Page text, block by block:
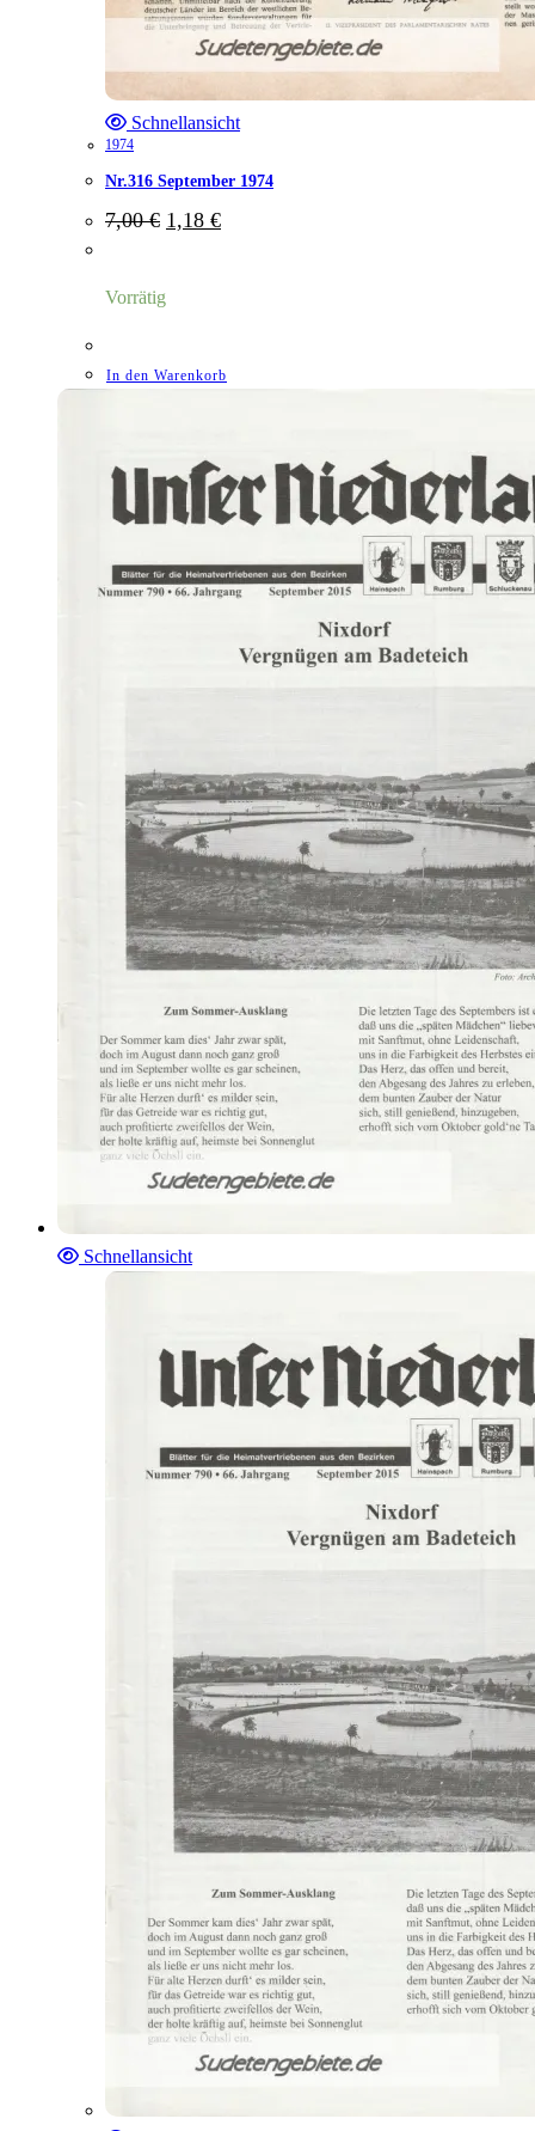
Schnellansicht
1974
Nr.316 September 1974
7,00€ Ursprünglicher
Preis
1,18 €Aktueller
Vorrätig
In den Warenkorb
Schnellansicht